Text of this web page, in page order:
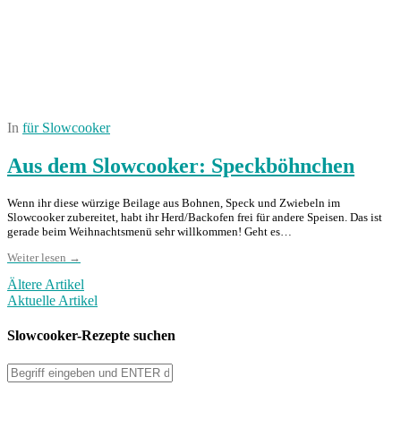
In für Slowcooker
Aus dem Slowcooker: Speckböhnchen
Wenn ihr diese würzige Beilage aus Bohnen, Speck und Zwiebeln im
Slowcooker zubereitet, habt ihr Herd/Backofen frei für andere Speisen. Das ist
gerade beim Weihnachtsmenü sehr willkommen! Geht es…
Weiter lesen →
Ältere Artikel
Aktuelle Artikel
Slowcooker-Rezepte suchen